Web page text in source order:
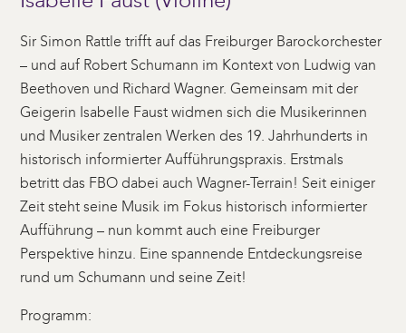
Sir Simon Rattle trifft auf das Freiburger Barockorchester
– und auf Robert Schumann im Kontext von Ludwig van
Beethoven und Richard Wagner. Gemeinsam mit der
Geigerin Isabelle Faust widmen sich die Musikerinnen
und Musiker zentralen Werken des 19. Jahrhunderts in
historisch informierter Aufführungspraxis. Erstmals
betritt das FBO dabei auch Wagner-Terrain! Seit einiger
Zeit steht seine Musik im Fokus historisch informierter
Aufführung – nun kommt auch eine Freiburger
Perspektive hinzu. Eine spannende Entdeckungsreise
rund um Schumann und seine Zeit!
Programm: